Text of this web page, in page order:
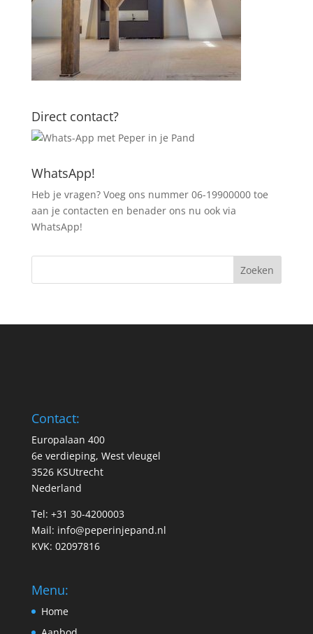
Direct contact?
WhatsApp!
Heb je vragen? Voeg ons nummer 06-19900000 toe
aan je contacten en benader ons nu ook via
WhatsApp!
Contact:
Europalaan 400
6e verdieping, West vleugel
3526 KSUtrecht
Nederland
Tel: +31 30-4200003
Mail: info@peperinjepand.nl
KVK: 02097816
Menu:
Home